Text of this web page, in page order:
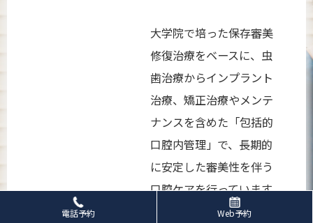
電話予約 Web予約
大学院で培った保存審美
修復治療をベースに、虫
歯治療からインプラント
治療、矯正治療やメンテ
ナンスを含めた「包括的
口腔内管理」で、長期的
に安定した審美性を伴う
口腔ケアを行っています。
また、肉眼の25倍の拡大